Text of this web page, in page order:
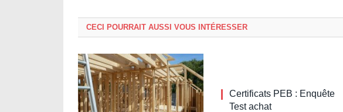
CECI POURRAIT AUSSI VOUS INTÉRESSER
Certificats PEB : Enquête
Test achat